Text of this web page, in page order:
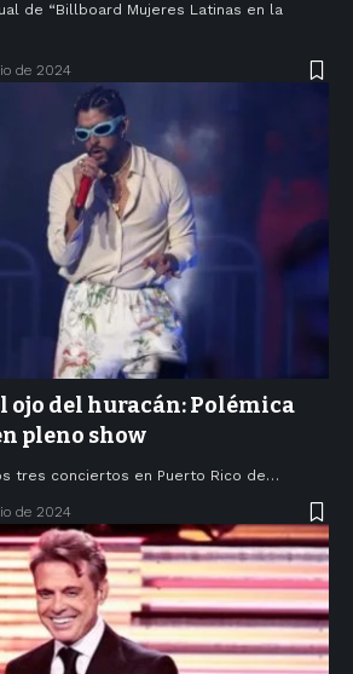
de “Billboard Mujeres Latinas en la
de 2024
ojo del huracán: Polémica
pleno show
tres conciertos en Puerto Rico de…
de 2024